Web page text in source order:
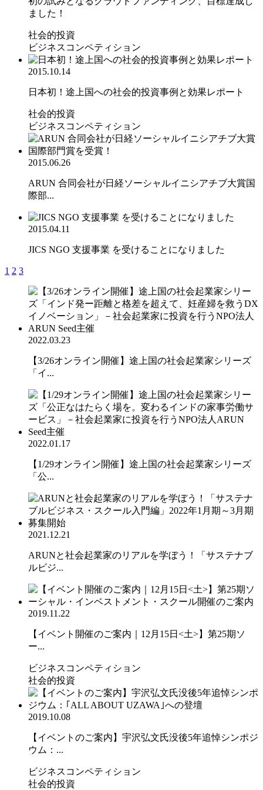
ました！
社会的投資
ビジネスコンペティション
2015.10.14
日本初！途上国への社会的投資事例と効果レポート
社会的投資
ビジネスコンペティション
2015.06.26
ARUN 合同会社が日経ソーシャルイニシアチブ大賞国
際部...
2015.04.11
JICS NGO 支援事業 を受けることになりました
1 2 3
2022.03.23
【3/26オンライン開催】途上国の社会起業家シリーズ
「イ...
2022.01.17
【1/29オンライン開催】途上国の社会起業家シリーズ
「公...
2021.12.21
ARUNと社会起業家のリアルを学ぼう！「サステナブ
ルビジ...
2019.11.22
【イベント開催のご案内｜12月15日<土>】第25期ソ
ー...
ビジネスコンペティション
社会的投資
2019.10.08
【イベントのご案内】宇沢弘文氏没後5年追悼シンポジ
ウム：...
ビジネスコンペティション
社会的投資